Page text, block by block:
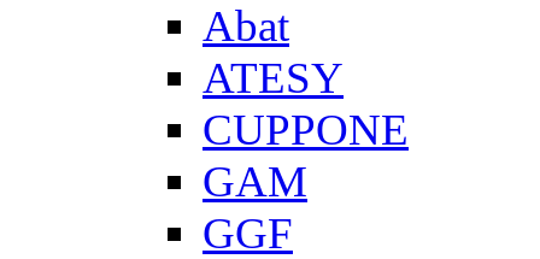
Abat
ATESY
CUPPONE
GAM
GGF